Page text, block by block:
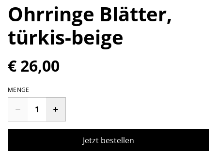
Ohrringe Blätter,
türkis-beige
€ 26,00
MENGE
Jetzt bestellen